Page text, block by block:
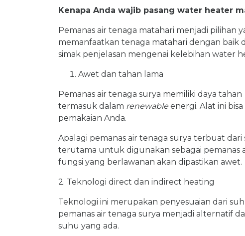
Kenapa Anda wajib pasang water heater
Pemanas air tenaga matahari menjadi pilihan
memanfaatkan tenaga matahari dengan baik
simak penjelasan mengenai kelebihan water
Awet dan tahan lama
Pemanas air tenaga surya memiliki daya
termasuk dalam renewable energi. Alat ini
pemakaian Anda.
Apalagi pemanas air tenaga surya terbuat
terutama untuk digunakan sebagai pemanas
fungsi yang berlawanan akan dipastikan awet.
2. Teknologi direct dan indirect heating
Teknologi ini merupakan penyesuaian dari
pemanas air tenaga surya menjadi alternatif
suhu yang ada.